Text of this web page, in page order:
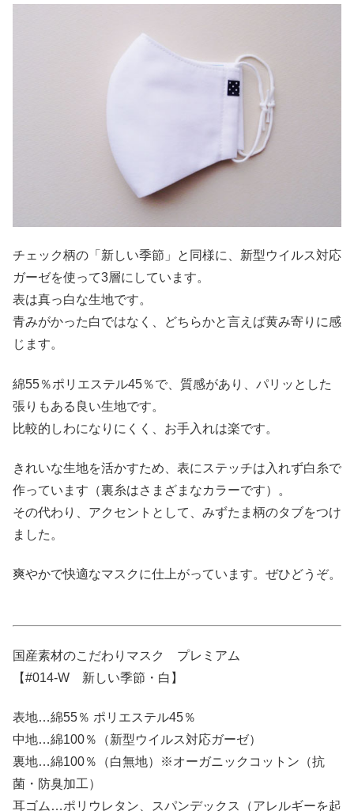
チェック柄の「新しい季節」と同様に、新型ウイルス対応
ガーゼを使って3層にしています。
表は真っ白な生地です。
青みがかった白ではなく、どちらかと言えば黄み寄りに感
じます。
綿55％ポリエステル45％で、質感があり、パリッとした
張りもある良い生地です。
比較的しわになりにくく、お手入れは楽です。
きれいな生地を活かすため、表にステッチは入れず白糸で
作っています（裏糸はさまざまなカラーです）。
その代わり、アクセントとして、みずたま柄のタブをつけ
ました。
爽やかで快適なマスクに仕上がっています。ぜひどうぞ。
国産素材のこだわりマスク プレミアム
【#014-W 新しい季節・白】
表地…綿55％ ポリエステル45％
中地…綿100％（新型ウイルス対応ガーゼ）
裏地…綿100％（白無地）※オーガニックコットン（抗
菌・防臭加工）
耳ゴム…ポリウレタン、スパンデックス（アレルギーを起